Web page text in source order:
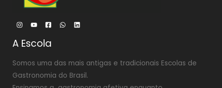
A Escola
Somos uma das mais antigas e tradicionais Escolas de
Gastronomia do Brasil.